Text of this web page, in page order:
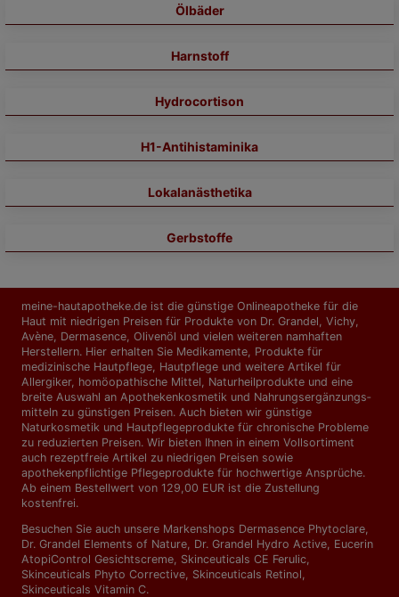
Ölbäder
Harnstoff
Hydrocortison
H1-Antihistaminika
Lokalanästhetika
Gerbstoffe
meine-hautapotheke.de ist die günstige Onlineapotheke für die
Haut mit niedrigen Preisen für Produkte von Dr. Grandel, Vichy,
Avène, Dermasence, Olivenöl und vielen weiteren namhaften
Herstellern. Hier erhalten Sie Medikamente, Produkte für
medizinische Hautpflege, Hautpflege und weitere Artikel für
Allergiker, homöopathische Mittel, Naturheilprodukte und eine
breite Auswahl an Apothekenkosmetik und Nahrungs­ergänzungs­
mitteln zu günstigen Preisen. Auch bieten wir günstige
Naturkosmetik und Hautpflegeprodukte für chronische Probleme
zu reduzierten Preisen. Wir bieten Ihnen in einem Vollsortiment
auch rezeptfreie Artikel zu niedrigen Preisen sowie
apothekenpflichtige Pflegeprodukte für hochwertige Ansprüche.
Ab einem Bestellwert von 129,00 EUR ist die Zustellung
kostenfrei.
Besuchen Sie auch unsere Markenshops Dermasence Phytoclare
Dr. Grandel Elements of Nature Dr. Grandel Hydro Active Eucerin
AtopiControl Gesichtscreme Skinceuticals CE Ferulic
Skinceuticals Phyto Corrective Skinceuticals Retinol
Skinceuticals Vitamin C.